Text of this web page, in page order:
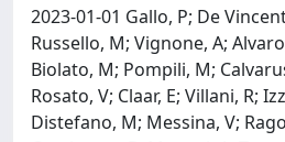
2023-01-01 Gallo, P; De
Russello, M; Vignone, A;
Biolato, M; Pompili, M;
Rosato, V; Claar, E; Villani, R;
Distefano, M; Messina, V;